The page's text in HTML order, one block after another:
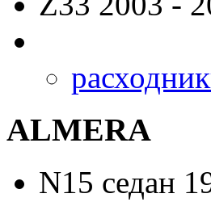
ALMERA
N15 седан